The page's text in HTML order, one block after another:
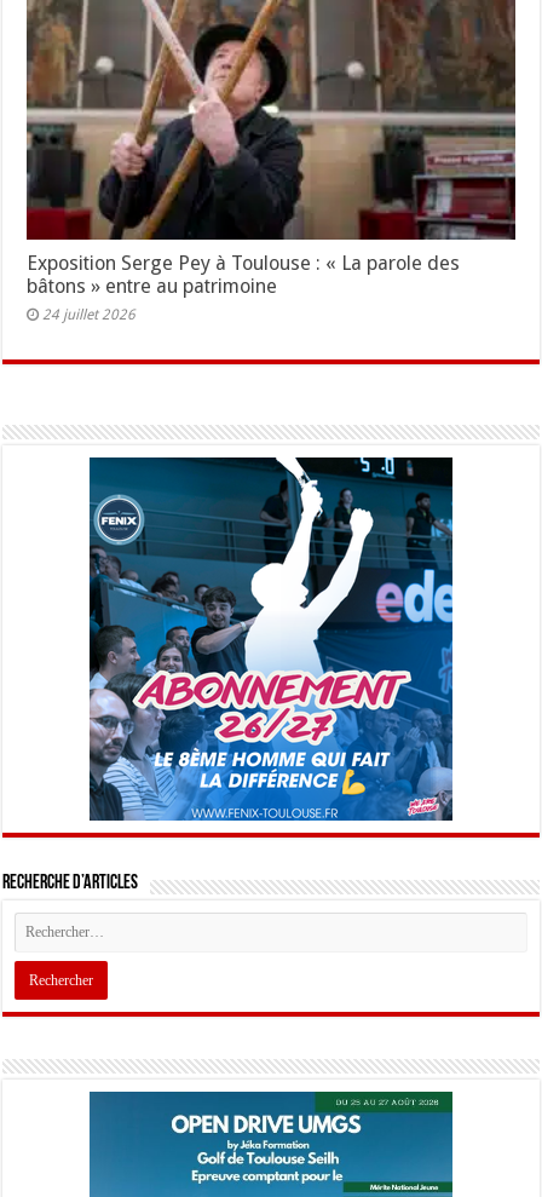
Exposition Serge Pey à Toulouse : « La parole des
bâtons » entre au patrimoine
24 juillet 2026
Recherche d’articles